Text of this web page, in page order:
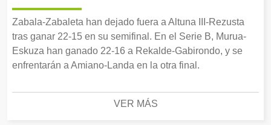
Zabala-Zabaleta han dejado fuera a Altuna III-Rezusta
tras ganar 22-15 en su semifinal. En el Serie B, Murua-
Eskuza han ganado 22-16 a Rekalde-Gabirondo, y se
enfrentarán a Amiano-Landa en la otra final.
VER MÁS